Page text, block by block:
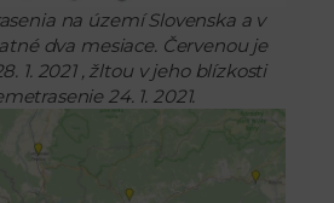
na území Slovenska a v
dva mesiace. Červenou je
1. 2021 , žltou v jeho blízkosti
24. 1. 2021.